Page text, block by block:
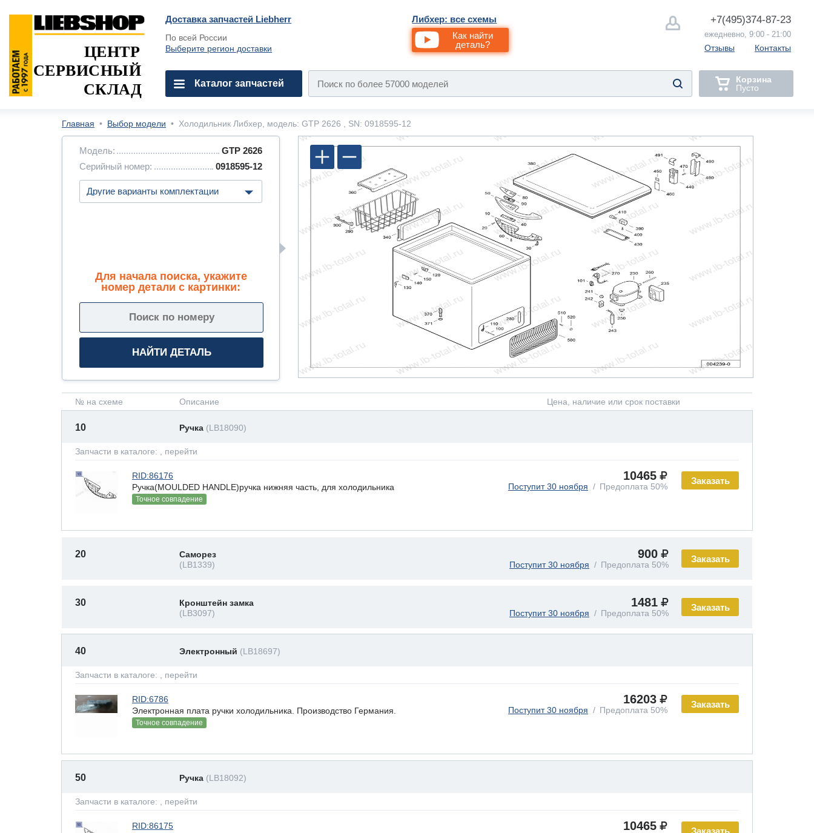
Доставка запчастей Liebherr
По всей России
Выберите регион доставки
Либхер: все схемы
Как найти
деталь?
+7(495)374-87-23
ежедневно, 9:00 - 21:00
Отзывы Контакты
ЦЕНТР
СЕРВИСНЫЙ
СКЛАД
Каталог запчастей
Корзина
Пусто
Главная • Выбор модели • Холодильник Либхер, модель: GTP 2626 , SN: 0918595-12
Модель:
GTP 2626
Серийный номер:
0918595-12
Для начала поиска, укажите
номер детали с картинки:
№ на схеме Описание Цена, наличие или срок поставки
10 Ручка (LB18090)
Запчасти в каталоге: , перейти
Заказать
RID:86176
Ручка(MOULDED HANDLE)ручка нижняя часть, для холодильника
Точное совпадение
10465
Поступит 30 ноября Предоплата 50%
Заказать
20
Саморез
(LB1339)
900
Поступит 30 ноября Предоплата 50%
Заказать
30
Кронштейн замка
(LB3097)
1481
Поступит 30 ноября Предоплата 50%
40 Электронный (LB18697)
Запчасти в каталоге: , перейти
Заказать
RID:6786
Электронная плата ручки холодильника. Производство Германия.
Точное совпадение
16203
Поступит 30 ноября Предоплата 50%
50 Ручка (LB18092)
Запчасти в каталоге: , перейти
Заказать
RID:86175
10465